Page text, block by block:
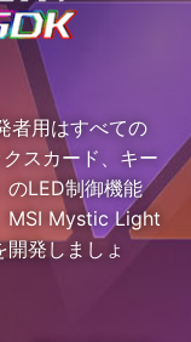
者用はすべての
スカード、キー
のLED制御機能
MSI Mystic Light
発しましょ